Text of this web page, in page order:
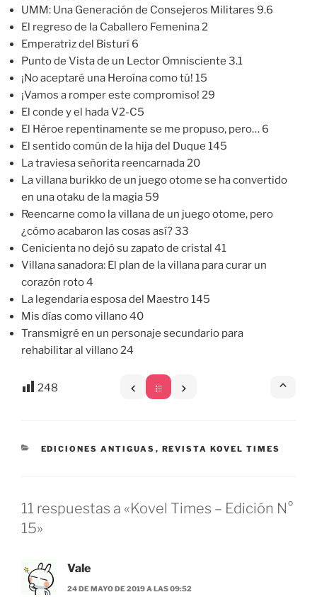
UMM: Una Generación de Consejeros Militares 9.6
El regreso de la Caballero Femenina 2
Emperatriz del Bisturí 6
Punto de Vista de un Lector Omnisciente 3.1
¡No aceptaré una Heroína como tú! 15
¡Vamos a romper este compromiso! 29
El conde y el hada V2-C5
El Héroe repentinamente se me propuso, pero… 6
El sentido común de la hija del Duque 145
La traviesa señorita reencarnada 20
La villana burikko de un juego otome se ha convertido
en una otaku de la magia 59
Reencarne como la villana de un juego otome, pero
¿cómo acabaron las cosas así? 33
Cenicienta no dejó su zapato de cristal 41
Villana sanadora: El plan de la villana para curar un
corazón roto 4
La legendaria esposa del Maestro 145
Mis días como villano 40
Transmigré en un personaje secundario para
rehabilitar al villano 24
248
CATEGORÍAS
EDICIONES ANTIGUAS , REVISTA KOVEL TIMES
11 respuestas a «Kovel Times – Edición N°
15»
Vale
24 DE MAYO DE 2019 A LAS 09:52